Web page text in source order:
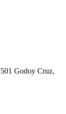
Godoy Cruz,